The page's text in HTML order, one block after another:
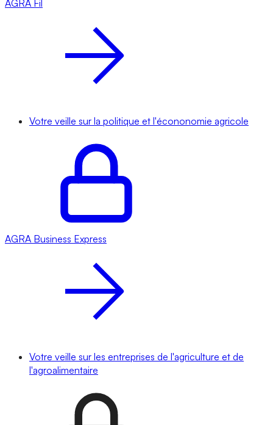
AGRA Fil
Votre veille sur la politique et l'écononomie agricole
AGRA Business Express
Votre veille sur les entreprises de l'agriculture et de
l'agroalimentaire